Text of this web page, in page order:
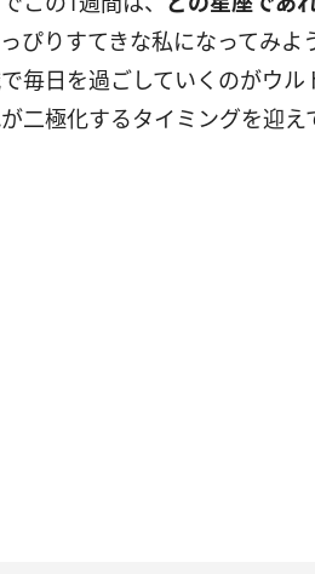
ぴりすてきな私になってみ
毎日を過ごしていくのがウ
二極化するタイミングを迎